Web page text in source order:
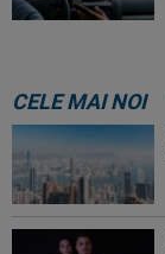
CELE MAI NOI